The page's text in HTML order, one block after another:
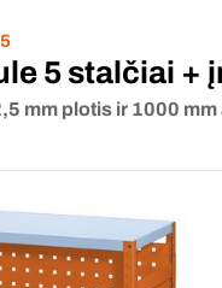
5 stalčiai +
mm plotis ir 1000